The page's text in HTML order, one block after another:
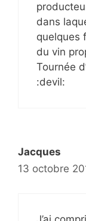
dans
quelques
du vin
Tournée
:devil:
Jacques
13 octobre